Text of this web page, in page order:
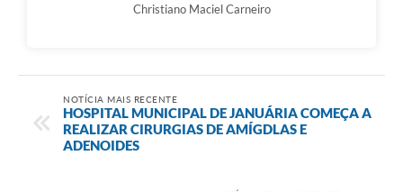
Christiano Maciel Carneiro
NOTÍCIA MAIS RECENTE
HOSPITAL MUNICIPAL DE JANUÁRIA COMEÇA A
REALIZAR CIRURGIAS DE AMÍGDLAS E
ADENOIDES